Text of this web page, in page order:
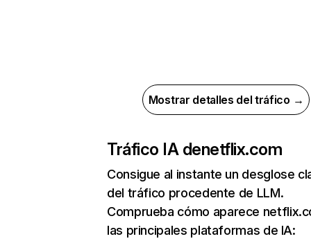
Mostrar detalles del tráfico →
Tráfico IA denetflix.com
Consigue al instante un desglose
del tráfico procedente de LLM.
Comprueba cómo aparece
las principales plataformas de IA: